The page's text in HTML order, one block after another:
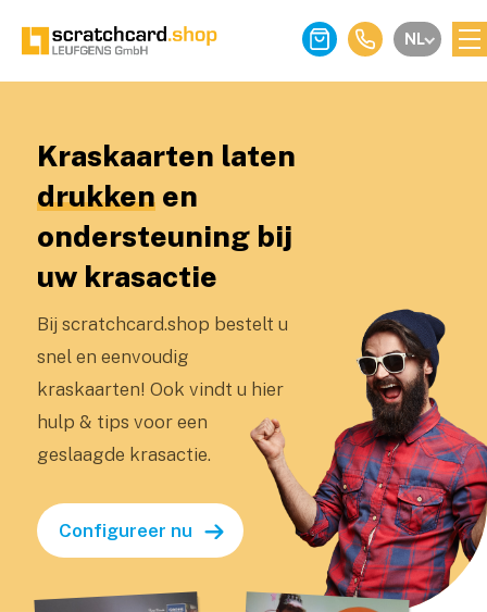
NL
Kraskaarten laten
drukkenen
ondersteuning bij
uw krasactie
Bij scratchcard.shop bestelt u
snel en eenvoudig
kraskaarten! Ook vindt u hier
hulp & tips voor een
geslaagde krasactie.
Configureer nu